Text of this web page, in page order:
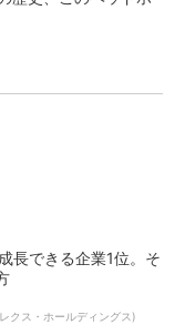
長できる企業1位。そ
クス・ホールディングス)